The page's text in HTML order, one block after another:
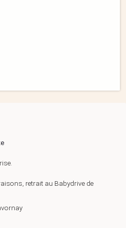
retrait au Babydrive de